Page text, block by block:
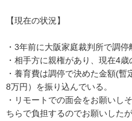
【現在の状況】
・3年前に大阪家庭裁判所で調停
・相手方に親権があり、現在4歳
・養育費は調停で決めた金額(
8万円）を振り込んでいる。
・リモートでの面会をお願いし
ちらで負担するのでお願いした